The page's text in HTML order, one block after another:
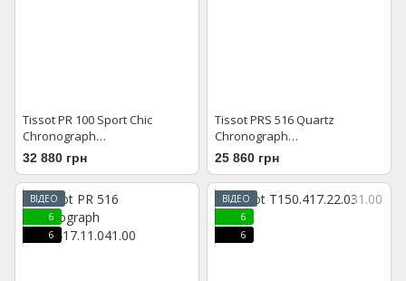
Tissot PR 100 Sport Chic
Chronograph
T101.917.33.031.00
32 880 грн
Tissot PRS 516 Quartz
Chronograph
T131.617.16.032.00
25 860 грн
ВІДЕО
6
6
ВІДЕО
6
6